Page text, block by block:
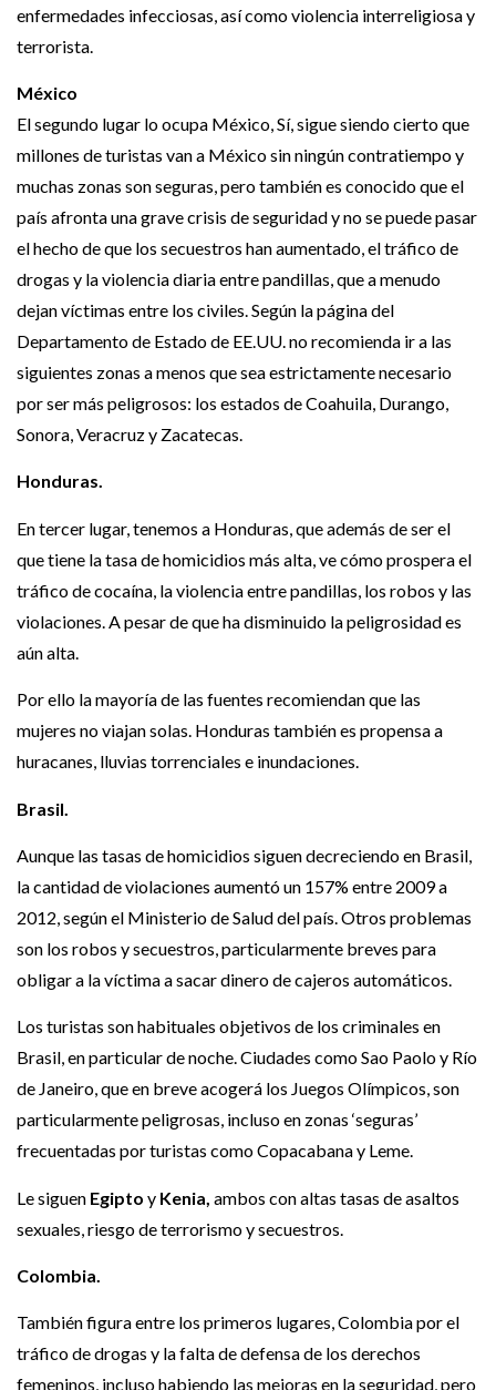
enfermedades infecciosas, así como violencia interreligiosa y
terrorista.
México
El segundo lugar lo ocupa México, Sí, sigue siendo cierto que
millones de turistas van a México sin ningún contratiempo y
muchas zonas son seguras, pero también es conocido que el
país afronta una grave crisis de seguridad y no se puede pasar
el hecho de que los secuestros han aumentado, el tráfico de
drogas y la violencia diaria entre pandillas, que a menudo
dejan víctimas entre los civiles. Según la página del
Departamento de Estado de EE.UU. no recomienda ir a las
siguientes zonas a menos que sea estrictamente necesario
por ser más peligrosos: los estados de Coahuila, Durango,
Sonora, Veracruz y Zacatecas.
Honduras.
En tercer lugar, tenemos a Honduras, que además de ser el
que tiene la tasa de homicidios más alta, ve cómo prospera el
tráfico de cocaína, la violencia entre pandillas, los robos y las
violaciones. A pesar de que ha disminuido la peligrosidad es
aún alta.
Por ello la mayoría de las fuentes recomiendan que las
mujeres no viajan solas. Honduras también es propensa a
huracanes, lluvias torrenciales e inundaciones.
Brasil.
Aunque las tasas de homicidios siguen decreciendo en Brasil,
la cantidad de violaciones aumentó un 157% entre 2009 a
2012, según el Ministerio de Salud del país. Otros problemas
son los robos y secuestros, particularmente breves para
obligar a la víctima a sacar dinero de cajeros automáticos.
Los turistas son habituales objetivos de los criminales en
Brasil, en particular de noche. Ciudades como Sao Paolo y Río
de Janeiro, que en breve acogerá los Juegos Olímpicos, son
particularmente peligrosas, incluso en zonas ‘seguras’
frecuentadas por turistas como Copacabana y Leme.
Le siguen Egipto y Kenia, ambos con altas tasas de asaltos
sexuales, riesgo de terrorismo y secuestros.
Colombia.
También figura entre los primeros lugares, Colombia por el
tráfico de drogas y la falta de defensa de los derechos
femeninos, incluso habiendo las mejoras en la seguridad, pero